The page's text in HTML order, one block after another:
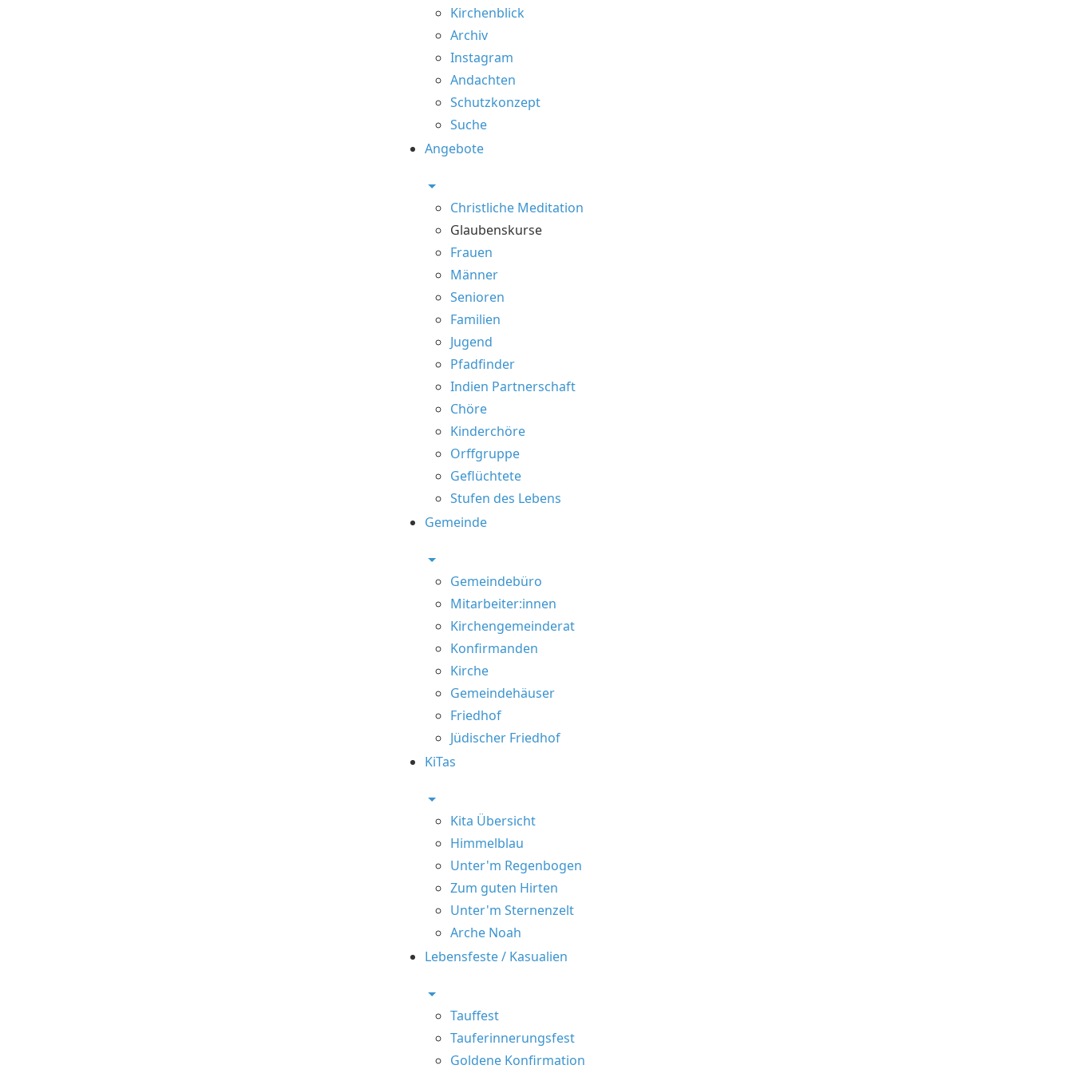
Kirchenblick
Archiv
Instagram
Andachten
Schutzkonzept
Suche
Angebote
Christliche Meditation
Glaubenskurse
Frauen
Männer
Senioren
Familien
Jugend
Pfadfinder
Indien Partnerschaft
Chöre
Kinderchöre
Orffgruppe
Geflüchtete
Stufen des Lebens
Gemeinde
Gemeindebüro
Mitarbeiter:innen
Kirchengemeinderat
Konfirmanden
Kirche
Gemeindehäuser
Friedhof
Jüdischer Friedhof
KiTas
Kita Übersicht
Himmelblau
Unter'm Regenbogen
Zum guten Hirten
Unter'm Sternenzelt
Arche Noah
Lebensfeste / Kasualien
Tauffest
Tauferinnerungsfest
Goldene Konfirmation